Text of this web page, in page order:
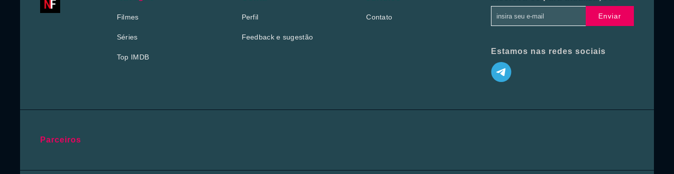
Filmes
Séries
Top IMDB
Perfil
Feedback e sugestão
Contato Enviar
Estamos nas redes sociais
Parceiros